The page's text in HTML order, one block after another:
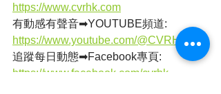
https://www.cvrhk.com
有動感有聲音➡YOUTUBE頻道:
https://www.youtube.com/@CVRHK
追蹤每日動態➡Facebook專頁:
https://www.facebook.com/cvrhk